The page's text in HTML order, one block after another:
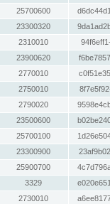
25700600
23300320
2310010
23900620
2770010
2750010
2790020
23500600
25700100
23300900
25900700
3329
2730010